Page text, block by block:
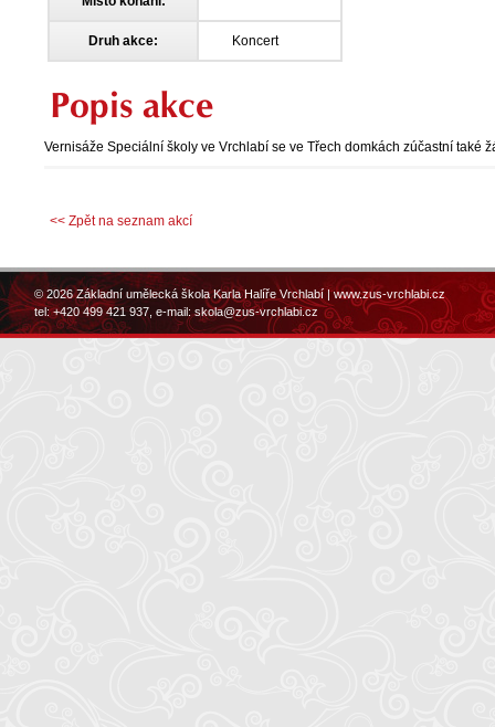
Druh akce: Koncert
Popis akce
Vernisáže Speciální školy ve Vrchlabí se ve Třech domkách zúčastní také
<< Zpět na seznam akcí
© 2026 Základní umělecká škola Karla Halíře Vrchlabí |www.zus-vrchlabi.cz
tel: +420 499 421 937, e-mail:skola@zus-vrchlabi.cz